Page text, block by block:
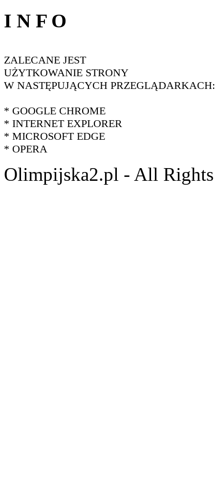
I N F O
ZALECANE JEST
UŻYTKOWANIE STRONY
W NASTĘPUJĄCYCH PRZEGLĄDARKACH:
* GOOGLE CHROME
* INTERNET EXPLORER
* MICROSOFT EDGE
* OPERA
Olimpijska2.pl - All Rights